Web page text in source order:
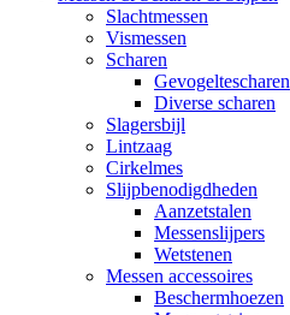
Slachtmessen
Vismessen
Scharen
Gevogeltescharen
Diverse scharen
Slagersbijl
Lintzaag
Cirkelmes
Slijpbenodigdheden
Aanzetstalen
Messenslijpers
Wetstenen
Messen accessoires
Beschermhoezen